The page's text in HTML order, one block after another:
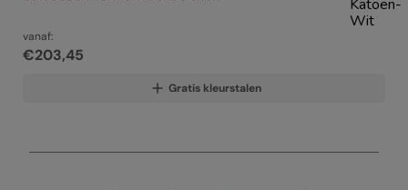
vanaf:
€203,45
Gratis kleurstalen